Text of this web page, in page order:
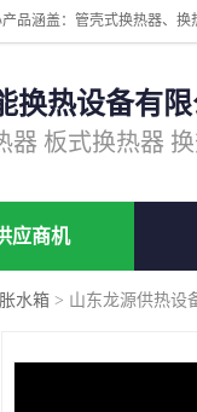
换热设备有限
应商机
水箱 > 山东龙源供热设